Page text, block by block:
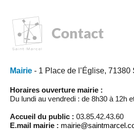
Contact
Mairie - 1 Place de l’Église, 71380
Horaires ouverture mairie :
Du lundi au vendredi : de 8h30 à 12h
Accueil du public : 03.85.42.43.60
E.mail mairie :